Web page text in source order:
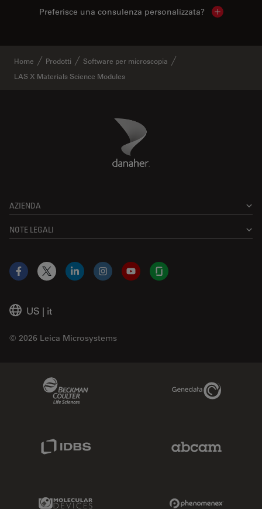
Preferisce una consulenza personalizzata? Show local
Home Prodotti
Software per microscopia
LAS X Materials Science Modules
Danaher Logo
AZIENDA
NOTE LEGALI
US | it
© 2026 Leica Microsystems
Facebook
X LinkedInInstagramYouTubeGlassdoor
Genedata Link
Molecular Devices Link